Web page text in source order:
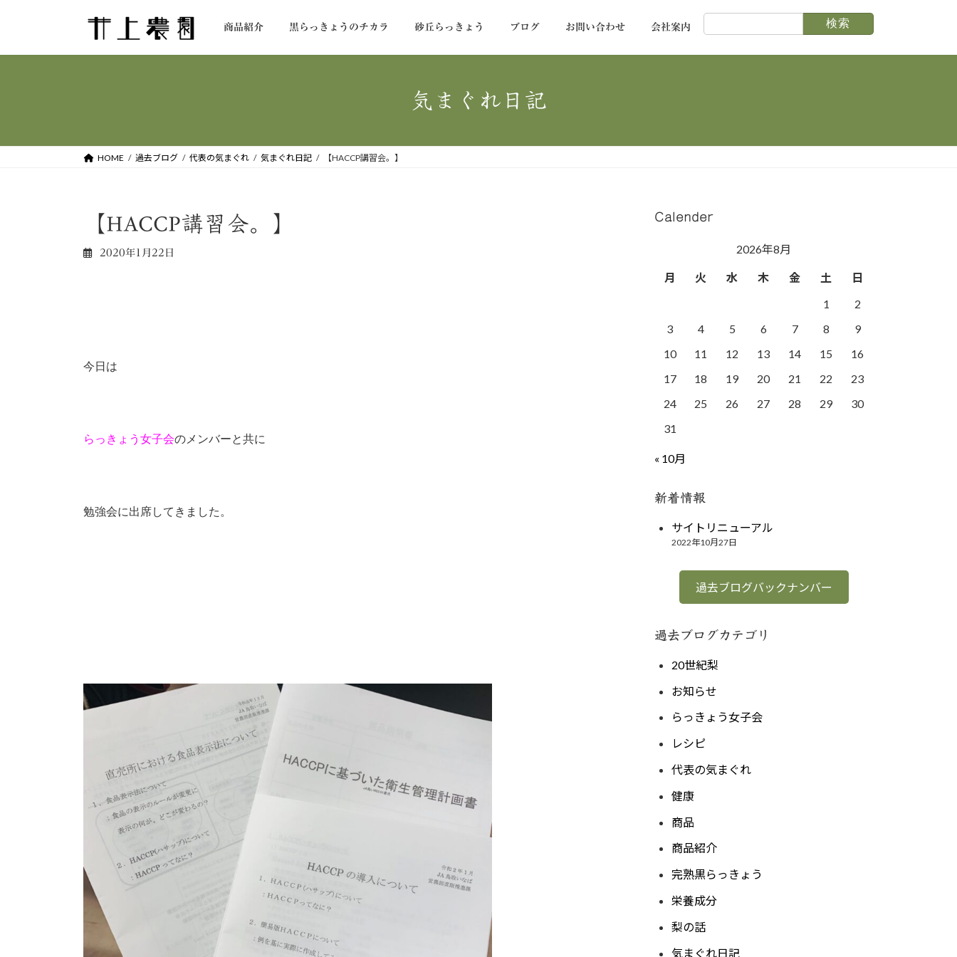
ン
ッ
ー
移
商品紹介 黒らっきょうのチカラ 砂丘らっきょう ブログ お問い合わせ 会社案内
索:
気まぐれ日記
HOME 過去ブログ 代表の気まぐれ 気まぐれ日記 【HACCP講習会。】
【HACCP講習会。】
2020年1月22日
今日は
らっきょう女子会のメンバーと共に
勉強会に出席してきました。
Calender
2026年8月
月 火 水 木 金 土
日
1
2
3
4 5 6 7 8
9
10
11 12 13 14 15
16
17
18 19 20 21 22
23
24
25 26 27 28 29
30
31
« 10月
新着情報
サイトリニューアル
2022年10月27日
過去ブログバックナンバー
過去ブログカテゴリ
20世紀梨
お知らせ
らっきょう女子会
レシピ
代表の気まぐれ
健康
商品
商品紹介
完熟黒らっきょう
栄養成分
梨の話
気まぐれ日記